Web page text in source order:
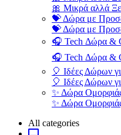
🎀 Μικρά αλλά
💝 Δώρα με
💝 Δώρα με
🎧 Tech Δώρα &
🎧 Tech Δώρα &
🎈 Ιδέες Δώρων
🎈 Ιδέες Δώρων
✨ Δώρα
✨ Δώρα
All categories